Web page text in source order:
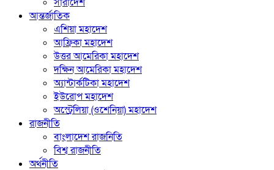
আন্তর্জাতিক
এশিয়া মহাদেশ
আফ্রিকা মহাদেশ
উত্তর আমেরিকা মহাদেশ
দক্ষিন আমেরিকা মহাদেশ
অ্যান্টার্কটিকা মহাদেশ
ইউরোপ মহাদেশ
অস্ট্রেলিয়া (ওশেনিয়া) মহাদেশ
রাজনীতি
বাংলাদেশ রাজনিতি
বিশ্ব রাজনীতি
অর্থনীতি